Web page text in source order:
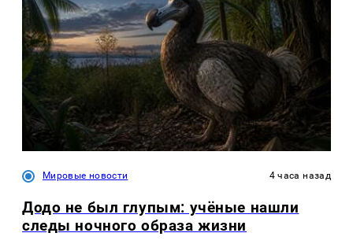
Мировые новости 4 часа назад
Додо не был глупым: учёные нашли
следы ночного образа жизни